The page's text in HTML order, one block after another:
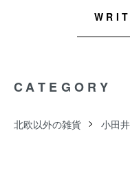
CATEGORY
北欧以外の雑貨 小田